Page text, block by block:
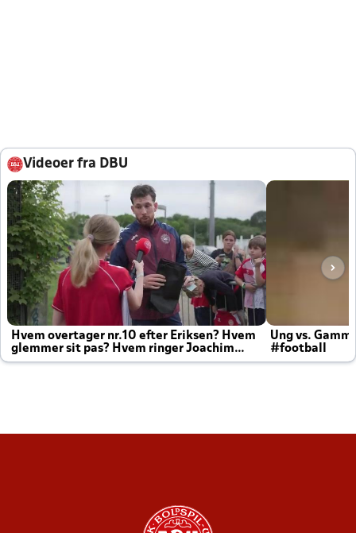
Videoer fra DBU
Hvem overtager nr.10 efter Eriksen? Hvem
glemmer sit pas? Hvem ringer Joachim
altid til efter kampe?
Ung vs.
#football